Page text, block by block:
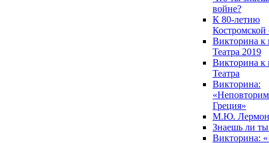
войне?
К 80-летию
Костромской
Викторина к
Театра 2019
Викторина к
Театра
Викторина:
Греция»
М.Ю.
Знаешь ли
Викторина: